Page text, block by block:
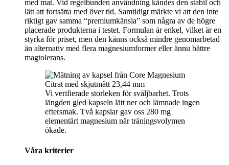
med mat. Vid regelbunden användning kändes den stabil och
lätt att fortsätta med över tid. Samtidigt märkte vi att den inte
riktigt gav samma “premiumkänsla” som några av de högre
placerade produkterna i testet. Formulan är enkel, vilket är en
styrka för priset, men den känns också mindre genomarbetad
än alternativ med flera magnesiumformer eller ännu bättre
magtolerans.
Vi verifierade storleken för sväljbarhet. Trots
längden gled kapseln lätt ner och lämnade ingen
eftersmak. Två kapslar gav oss 280 mg
elementärt magnesium när träningsvolymen
ökade.
Våra kriterier